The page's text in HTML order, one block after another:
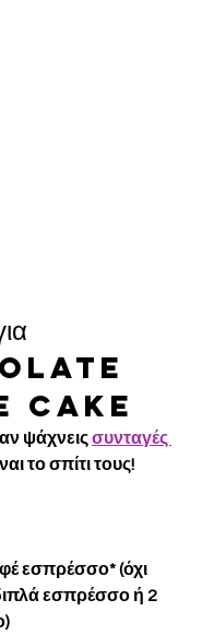
cake
ψάχνεις συνταγές
το σπίτι τους!
εσπρέσσο* (όχι
εσπρέσσο ή 2